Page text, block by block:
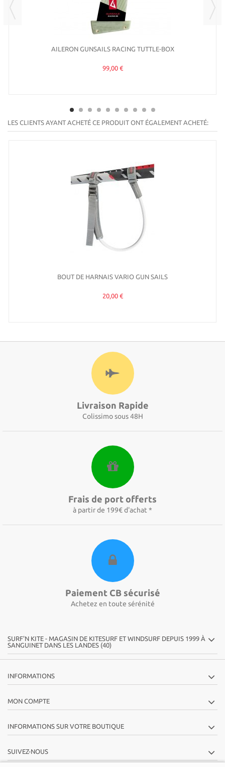
AILERON GUNSAILS RACING TUTTLE-BOX
99,00 €
LES CLIENTS AYANT ACHETÉ CE PRODUIT ONT ÉGALEMENT ACHETÉ:
BOUT DE HARNAIS VARIO GUN SAILS
20,00 €
Livraison Rapide
Colissimo sous 48H
Frais de port offerts
à partir de 199€ d'achat *
Paiement CB sécurisé
Achetez en toute sérénité
SURF'N KITE - MAGASIN DE KITESURF ET WINDSURF DEPUIS 1999 À
SANGUINET DANS LES LANDES (40)
INFORMATIONS
MON COMPTE
INFORMATIONS SUR VOTRE BOUTIQUE
SUIVEZ-NOUS